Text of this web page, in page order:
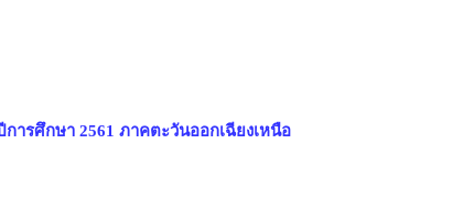
ารศึกษา 2561 ภาคตะวันออกเฉียงเหนือ